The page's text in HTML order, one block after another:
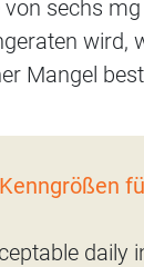
sechs
wird,
Mangel
daily